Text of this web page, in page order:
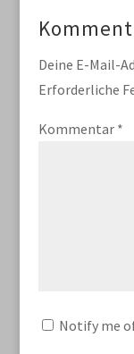
Deine E-Mail-
Erforderliche
Kommentar *
Notify me